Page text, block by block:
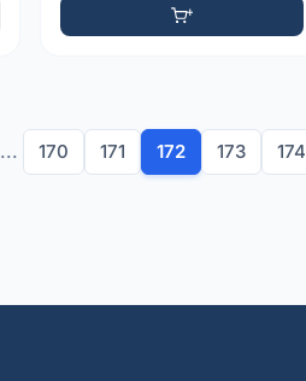
... 170 171 172 173 174